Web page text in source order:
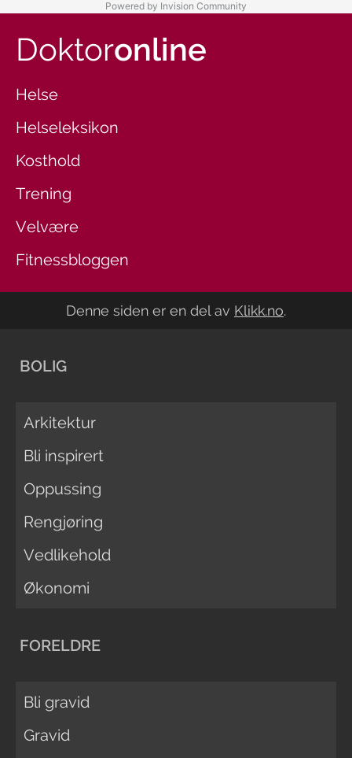
Powered by Invision Community
Doktoronline
Helse
Helseleksikon
Kosthold
Trening
Velvære
Fitnessbloggen
Denne siden er en del av Klikk.no.
BOLIG
Arkitektur
Bli inspirert
Oppussing
Rengjøring
Vedlikehold
Økonomi
FORELDRE
Bli gravid
Gravid